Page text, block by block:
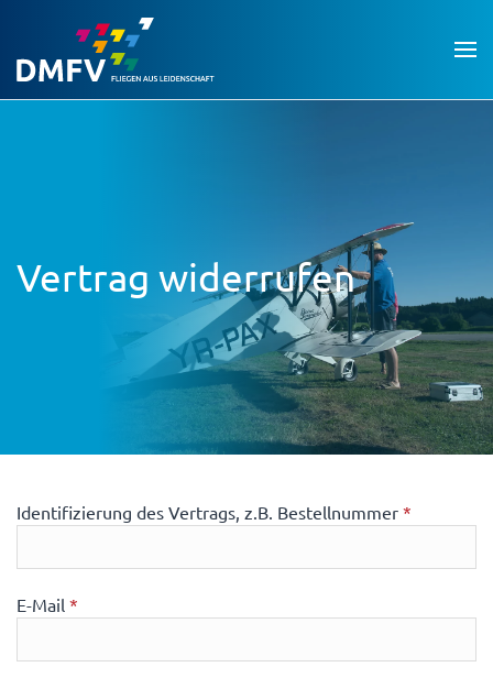
Vertrag widerrufen
Identifizierung des Vertrags, z.B. Bestellnummer *
E-Mail *